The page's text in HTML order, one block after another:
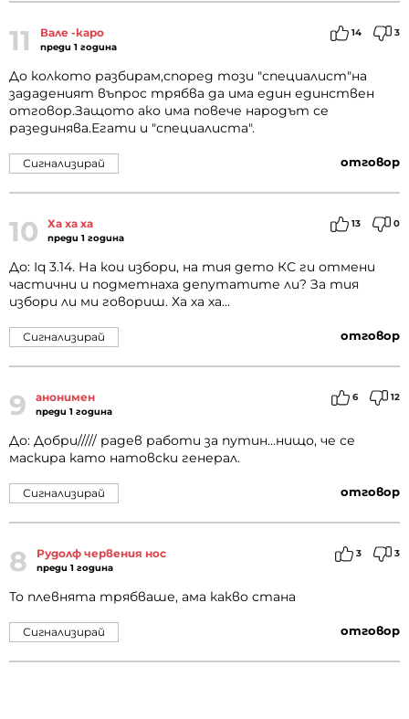
11 Вале -каро
преди 1 година
14 3
До колкото разбирам,според този "специалист"на
зададеният въпрос трябва да има един единствен
отговор.Защото ако има повече народът се
разединява.Егати и "специалиста".
отговор
Сигнализирай
10 Ха ха ха
преди 1 година
13 0
До: Iq 3.14. На кои избори, на тия дето КС ги отмени
частични и подметнаха депутатите ли? За тия
избори ли ми говориш. Ха ха ха...
отговор
Сигнализирай
9 анонимен
преди 1 година
6 12
До: Добри///// радев работи за путин...нищо, че се
маскира като натовски генерал.
отговор
Сигнализирай
8 Рудолф червения нос
преди 1 година
3 3
То плевнята трябваше, ама какво стана
отговор
Сигнализирай